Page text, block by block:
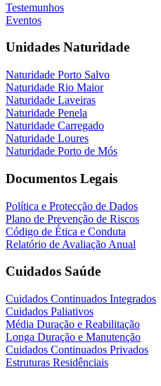
Testemunhos
Eventos
Unidades Naturidade
Naturidade Porto Salvo
Naturidade Rio Maior
Naturidade Laveiras
Naturidade Penela
Naturidade Carregado
Naturidade Loures
Naturidade Porto de Mós
Documentos Legais
Política e Protecção de Dados
Plano de Prevenção de Riscos
Código de Ética e Conduta
Relatório de Avaliação Anual
Cuidados Saúde
Cuidados Continuados Integrados
Cuidados Paliativos
Média Duração e Reabilitação
Longa Duração e Manutenção
Cuidados Continuados Privados
Estruturas Residênciais